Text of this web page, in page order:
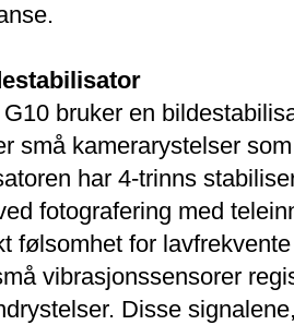
bruker en
små kamerarystelser
har 4-trinns
fotografering med
følsomhet for
vibrasjonssensorer
Disse